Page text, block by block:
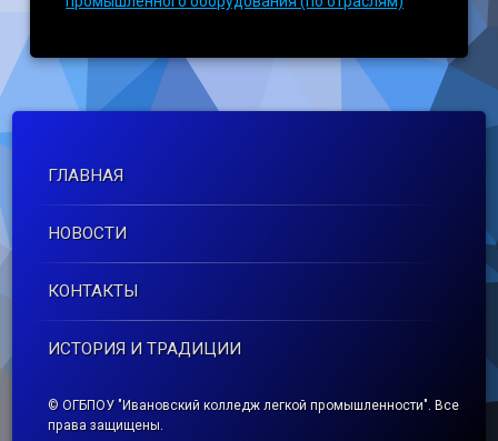
ГЛАВНАЯ
НОВОСТИ
КОНТАКТЫ
ИСТОРИЯ И ТРАДИЦИИ
© ОГБПОУ "Ивановский колледж легкой промышленности". Все
права защищены.